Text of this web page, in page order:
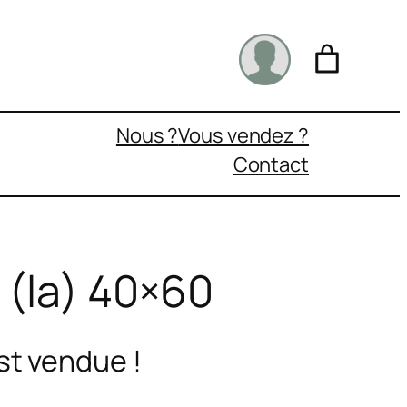
Nous ?Vous vendez ?
Contact
40×60
vendue !